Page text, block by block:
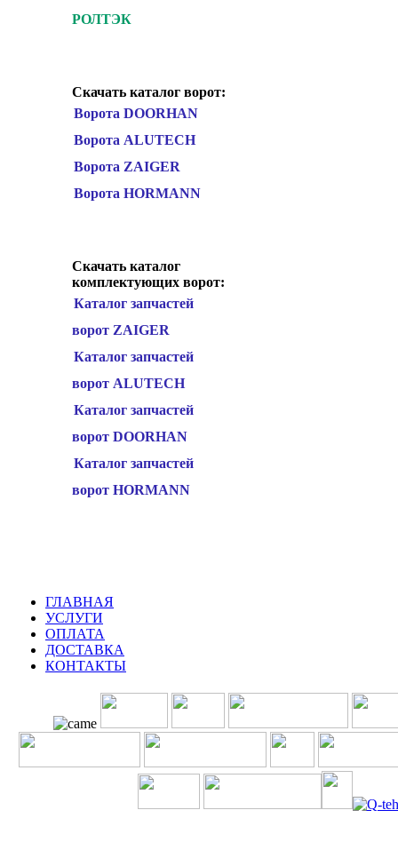
РОЛТЭК
Скачать каталог ворот:
Ворота DOORHAN
Ворота ALUTECH
Ворота ZAIGER
Ворота HORMANN
Скачать каталог
комплектующих ворот:
Каталог запчастей
ворот ZAIGER
Каталог запчастей
ворот ALUTECH
Каталог запчастей
ворот DOORHAN
Каталог запчастей
ворот HORMANN
ГЛАВНАЯ
УСЛУГИ
ОПЛАТА
ДОСТАВКА
КОНТАКТЫ